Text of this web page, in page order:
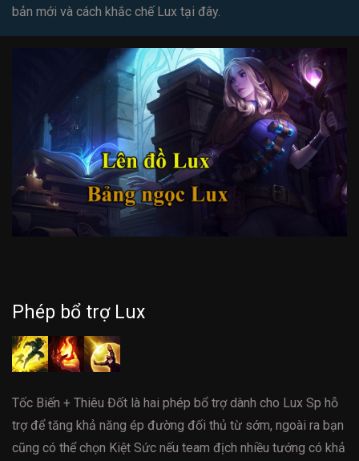
bản mới và cách khắc chế Lux tại đây.
Phép bổ trợ Lux
Tốc Biến + Thiêu Đốt là hai phép bổ trợ dành cho Lux Sp hỗ
trợ để tăng khả năng ép đường đối thủ từ sớm, ngoài ra bạn
cũng có thể chọn Kiệt Sức nếu team địch nhiều tướng có khả